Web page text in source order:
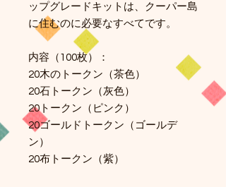
ップグレードキットは、クーパー島
に住むのに必要なすべてです。
内容（100枚）：
20木のトークン（茶色）
20石トークン（灰色）
20トークン（ピンク）
20ゴールドトークン（ゴールデ
ン）
20布トークン（紫）